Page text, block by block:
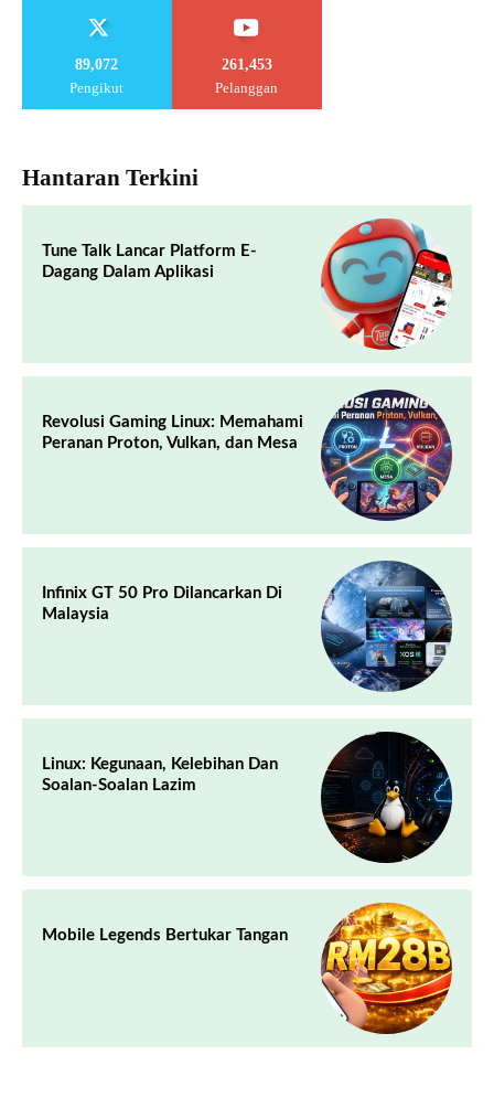
89,072
Pengikut
261,453
Pelanggan
Hantaran Terkini
Tune Talk Lancar Platform E-
Dagang Dalam Aplikasi
Revolusi Gaming Linux: Memahami
Peranan Proton, Vulkan, dan Mesa
Infinix GT 50 Pro Dilancarkan Di
Malaysia
Linux: Kegunaan, Kelebihan Dan
Soalan-Soalan Lazim
Mobile Legends Bertukar Tangan